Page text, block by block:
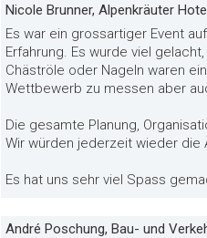
Nicole Brunner, Alpenkräuter
Es war ein grossartiger Event
Erfahrung. Es wurde viel
Chäströle oder Nageln waren
Wettbewerb zu messen aber
Die gesamte Planung,
Wir würden jederzeit wieder die
Es hat uns sehr viel Spass
André Poschung, Bau- und